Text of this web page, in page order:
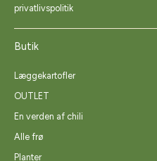
privatlivspolitik
Butik
Læggekartofler
OUTLET
En verden af chili
Alle frø
Planter